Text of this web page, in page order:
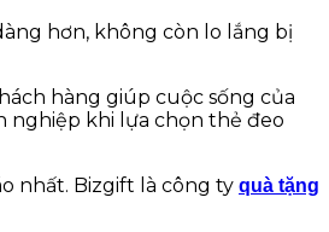
hơn, không còn lo lắng bị
hàng giúp cuộc sống của
nghiệp khi lựa chọn thẻ đeo
nhất. Bizgift là công ty quà tặng